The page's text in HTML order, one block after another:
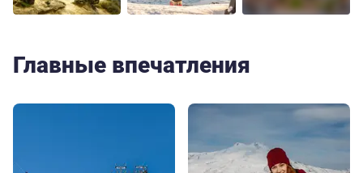
Главные впечатления